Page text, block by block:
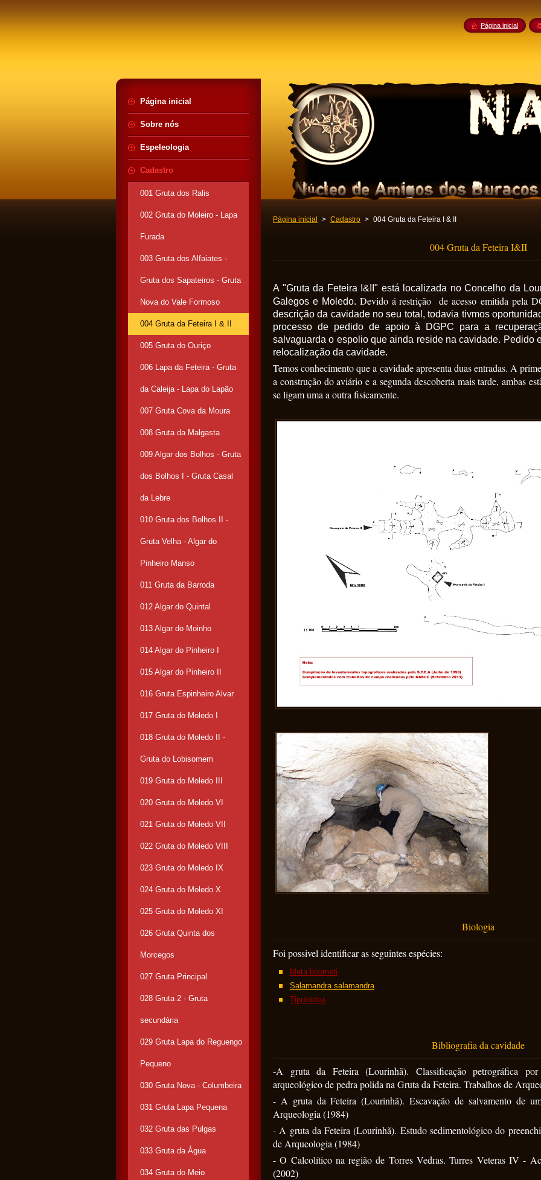
Página inicial > Cadastro > 004 Gruta da Feteira I & II
004 Gruta da Feteira I&II
A "Gruta da Feteira I&II" está localizada no Concelho da
Galegos e Moledo. Devido á restrição de acesso emitida pela
descrição da cavidade no seu total, todavia tivmos
processo de pedido de apoio à DGPC para a
salvaguarda o espolio que ainda reside na cavidade. Pedido
relocalização da cavidade.
Temos conhecimento que a cavidade apresenta duas entradas. A
a construção do aviário e a segunda descoberta mais tarde, ambas
se ligam uma a outra fisicamente.
Biologia
Foi possivel identificar as seguintes espécies:
Meta bourneti
Salamandra salamandra
Tipuloidea
Bibliografia da cavidade
-A gruta da Feteira (Lourinhã). Classificação petrográfica
arqueológico de pedra polida na Gruta da Feteira. Trabalhos de
- A gruta da Feteira (Lourinhã). Escavação de salvamento de
Arqueologia (1984)
- A gruta da Feteira (Lourinhã). Estudo sedimentológico do
de Arqueologia (1984)
- O Calcolítico na região de Torres Vedras. Turres Veteras IV -
(2002)
Página inicial
Sobre nós
Espeleologia
Cadastro
001 Gruta dos Ralis
002 Gruta do Moleiro - Lapa
Furada
003 Gruta dos Alfaiates -
Gruta dos Sapateiros - Gruta
Nova do Vale Formoso
004 Gruta da Feteira I & II
005 Gruta do Ouriço
006 Lapa da Feteira - Gruta
da Caleija - Lapa do Lapão
007 Gruta Cova da Moura
008 Gruta da Malgasta
009 Algar dos Bolhos - Gruta
dos Bolhos I - Gruta Casal
da Lebre
010 Gruta dos Bolhos II -
Gruta Velha - Algar do
Pinheiro Manso
011 Gruta da Barroda
012 Algar do Quintal
013 Algar do Moinho
014 Algar do Pinheiro I
015 Algar do Pinheiro II
016 Gruta Espinheiro Alvar
017 Gruta do Moledo I
018 Gruta do Moledo II -
Gruta do Lobisomem
019 Gruta do Moledo III
020 Gruta do Moledo VI
021 Gruta do Moledo VII
022 Gruta do Moledo VIII
023 Gruta do Moledo IX
024 Gruta do Moledo X
025 Gruta do Moledo XI
026 Gruta Quinta dos
Morcegos
027 Gruta Principal
028 Gruta 2 - Gruta
secundária
029 Gruta Lapa do Reguengo
Pequeno
030 Gruta Nova - Columbeira
031 Gruta Lapa Pequena
032 Gruta das Pulgas
033 Gruta da Água
034 Gruta do Meio
Página inicial